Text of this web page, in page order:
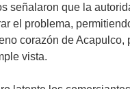
señalaron que la
el problema,
corazón de Acapulco,
vista.